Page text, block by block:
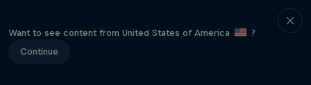
Want to see content from United States of America
?
Continue